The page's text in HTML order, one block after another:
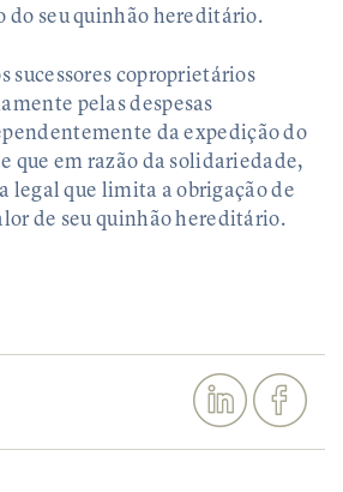
do seu quinhão hereditário.
sucessores coproprietários
pelas despesas
da expedição do
que em razão da solidariedade,
legal que limita a obrigação de
de seu quinhão hereditário.